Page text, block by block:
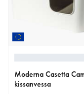
Moderna Casetta
kissanvessa